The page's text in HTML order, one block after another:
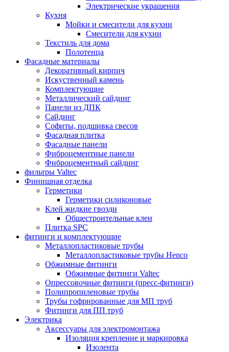
Электрические украшения
Кухня
Мойки и смесители для кухни
Смесители для кухни
Текстиль для дома
Полотенца
Фасадные материалы
Декоративный кирпич
Искуственный камень
Комплектующие
Металлический сайдинг
Панели из ДПК
Сайдинг
Софиты, подшивка свесов
Фасадная плитка
Фасадные панели
Фиброцементные панели
Фиброцементный сайдинг
фильтры Valtec
Финишная отделка
Герметики
Герметики силиконовые
Клей жидкие гвозди
Общестроительные клеи
Плитка SPC
фитинги и комплектующие
Металлопластиковые трубы
Металлопластиковые трубы Henco
Обжимные фитинги
Обжимные фитинги Valtec
Опрессовочные фитинги (пресс-фитинги)
Полипропиленовые трубы
Трубы гофрированные для МП труб
Фитинги для ПП труб
Электрика
Аксессуары для электромонтажа
Изоляция крепление и маркировка
Изолента